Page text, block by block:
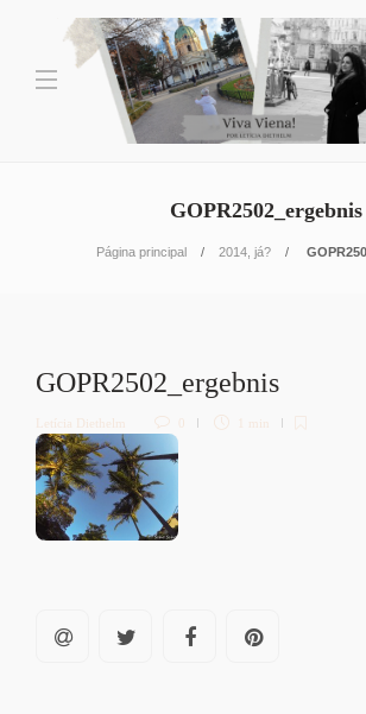
GOPR2502_ergebnis
Página principal 2014, já?
GOPR2502_ergebnis
Letícia Diethelm 0 1 min